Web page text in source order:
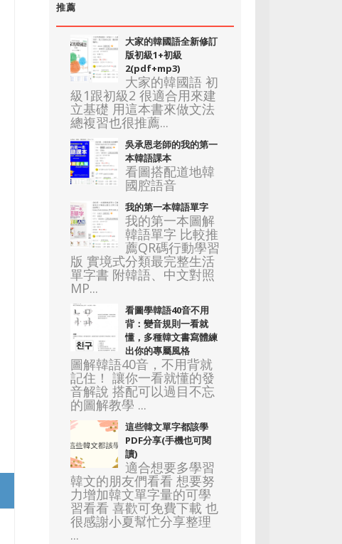
推薦
大家的韓國語全新修訂
版初級1+初級
2(pdf+mp3)
大家的韓國語 初
級1跟初級2 很適合用來建
立基礎 用這本書來做文法
總複習也很推薦...
吳承恩老師的我的第一
本韓語課本
看圖搭配道地韓
國腔語音
我的第一本韓語單字
我的第一本圖解
韓語單字 比較推
薦QR碼行動學習
版 實境式分類最完整生活
單字書 附韓語、中文對照
MP...
看圖學韓語40音不用
背：變音規則一看就
懂，多種韓文書寫體練
出你的專屬風格
圖解韓語40音，不用背就
記住！ 讓你一看就懂的發
音解說 搭配可以過目不忘
的圖解教學 ...
這些韓文單字都該學
PDF分享(手機也可閱
讀)
適合想要多學習
韓文的朋友們看看 想要努
力增加韓文單字量的可學
習看看 喜歡可免費下載 也
很感謝小夏幫忙分享整理
...